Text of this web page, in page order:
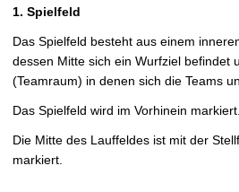
1. Spielfeld
Das Spielfeld besteht aus einem
dessen Mitte sich ein Wurfziel befindet
(Teamraum) in denen sich die Teams
Das Spielfeld wird im Vorhinein markiert.
Die Mitte des Lauffeldes ist mit der
markiert.